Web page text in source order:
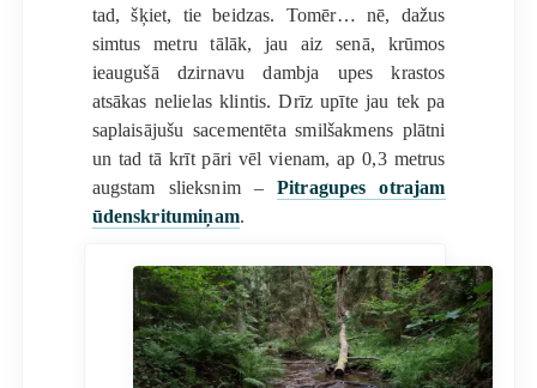
tad, šķiet, tie beidzas. Tomēr… nē, dažus
simtus metru tālāk, jau aiz senā, krūmos
ieaugušā dzirnavu dambja upes krastos
atsākas nelielas klintis. Drīz upīte jau tek pa
saplaisājušu sacementēta smilšakmens plātni
un tad tā krīt pāri vēl vienam, ap 0,3 metrus
augstam slieksnim – Pitragupes otrajam
ūdenskritumiņam.